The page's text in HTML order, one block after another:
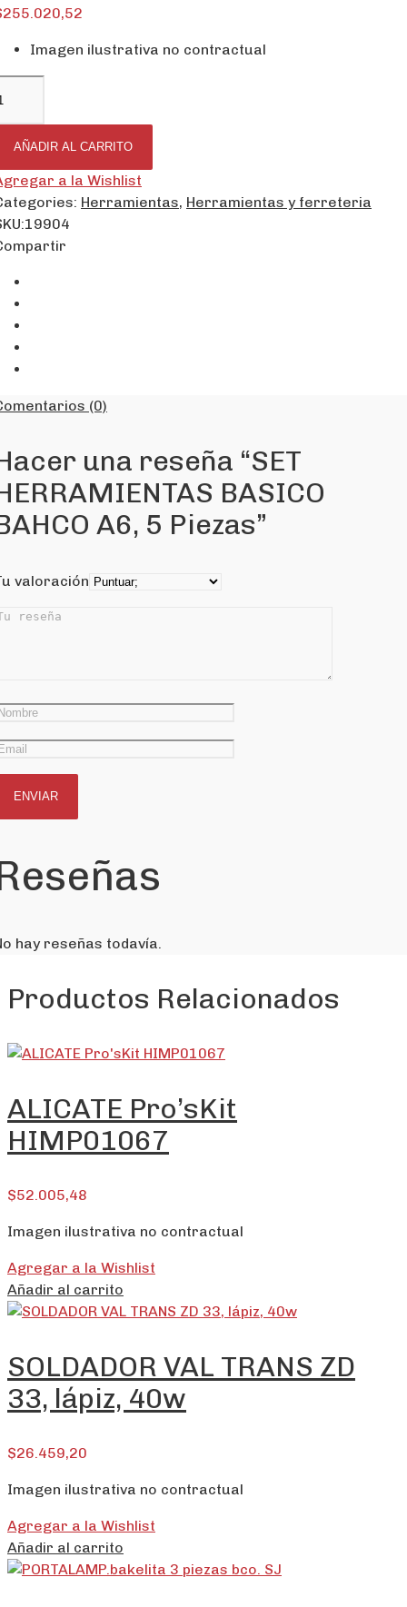
255.020,52
Imagen ilustrativa no contractual
AÑADIR AL CARRITO
a la Wishlist
Herramientas, Herramientas y ferreteria
19904
(0)
una reseña “SET
BASICO
A6, 5 Piezas”
valoración
hay reseñas todavía.
Productos Relacionados
ALICATE Pro’sKit
HIMP01067
$52.005,48
Imagen ilustrativa no contractual
Agregar a la Wishlist
Añadir al carrito
SOLDADOR VAL TRANS ZD
33, lápiz, 40w
$26.459,20
Imagen ilustrativa no contractual
Agregar a la Wishlist
Añadir al carrito